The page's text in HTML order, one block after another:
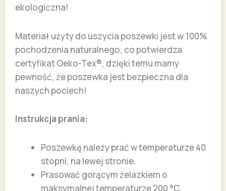
ekologiczna!
Materiał użyty do uszycia poszewki jest w 100%
pochodzenia naturalnego, co potwierdza
certyfikat Oeko-Tex®, dzięki temu mamy
pewność, że poszewka jest bezpieczna dla
naszych pociech!
Instrukcja prania:
Poszewkę należy prać w temperaturze 40
stopni, na lewej stronie.
Prasować gorącym żelazkiem o
maksymalnej temperaturze 200 °C.